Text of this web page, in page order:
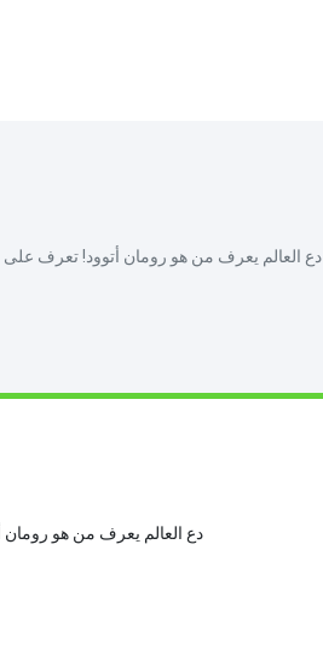
دع العالم يعرف من هو رومان أتوود! تعرف على